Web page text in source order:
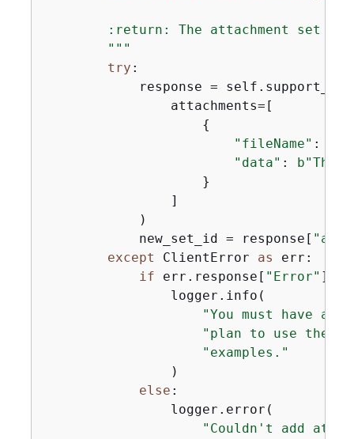
        :return: The attachment set ID.
        """
try :
response =
                attachments=[
{
"fileName" :
"data" : b"This
                    }
                ]
            )
            new_set_id = response[
except ClientError as err:
if err.response[ "Error" ][
                logger.info(
"You must have a
"plan to use the
"examples."
                )
else :
                logger.error(
"Couldn't add